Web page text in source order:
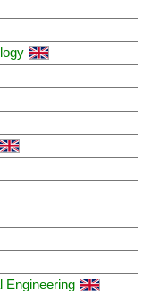
Engineering